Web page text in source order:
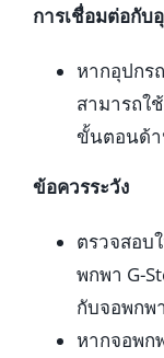
การเชื่อมต่อกั
หากอุปกร
สามารถใ
ขั้นตอนด้
ข้อควรระวัง
ตรวจสอบ
พกพา G-
กับจอพกพ
หากจอพก